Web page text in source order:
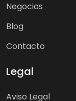
Negocios
Blog
Contacto
Legal
Aviso Legal